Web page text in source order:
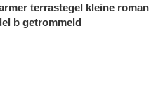
terrastegel kleine roman
b getrommeld